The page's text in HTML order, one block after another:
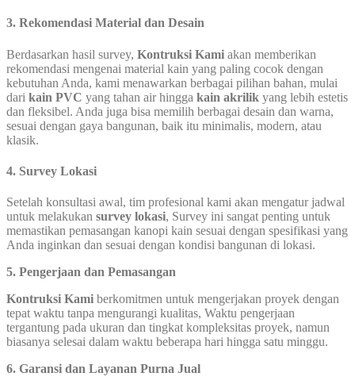
3. Rekomendasi Material dan Desain
Berdasarkan hasil survey, Kontruksi Kami akan memberikan
rekomendasi mengenai material kain yang paling cocok dengan
kebutuhan Anda, kami menawarkan berbagai pilihan bahan, mulai
dari kain PVC yang tahan air hingga kain akrilik yang lebih estetis
dan fleksibel. Anda juga bisa memilih berbagai desain dan warna,
sesuai dengan gaya bangunan, baik itu minimalis, modern, atau
klasik.
4. Survey Lokasi
Setelah konsultasi awal, tim profesional kami akan mengatur jadwal
untuk melakukan survey lokasi, Survey ini sangat penting untuk
memastikan pemasangan kanopi kain sesuai dengan spesifikasi yang
Anda inginkan dan sesuai dengan kondisi bangunan di lokasi.
5. Pengerjaan dan Pemasangan
Kontruksi Kami berkomitmen untuk mengerjakan proyek dengan
tepat waktu tanpa mengurangi kualitas, Waktu pengerjaan
tergantung pada ukuran dan tingkat kompleksitas proyek, namun
biasanya selesai dalam waktu beberapa hari hingga satu minggu.
6. Garansi dan Layanan Purna Jual